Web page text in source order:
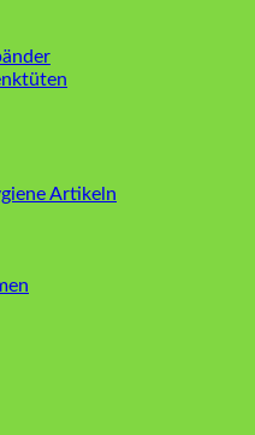
Artikeln